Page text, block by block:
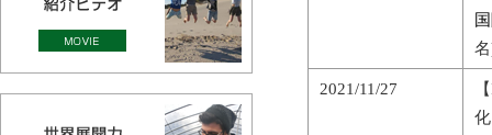
2021/11/27